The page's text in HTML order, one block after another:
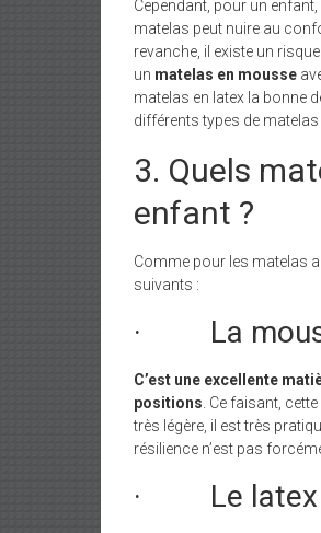
Cependant, pour un
matelas peut nuire au
revanche, il existe un
un matelas en mousse
matelas en latex la bonne
différents types de matelas
3. Quels
enfant ?
Comme pour les matelas
suivants :
· La
C’est une excellente
positions . Ce faisant,
très légère, il est très
résilience n’est pas
· Le latex